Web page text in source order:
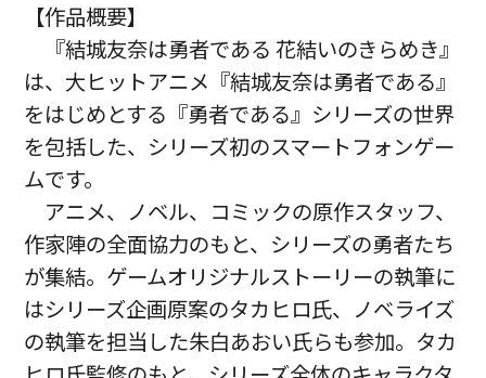
【作品概要】
『結城友奈は勇者である 花結いのきらめき』
は、大ヒットアニメ『結城友奈は勇者である』
をはじめとする『勇者である』シリーズの世界
を包括した、シリーズ初のスマートフォンゲー
ムです。
アニメ、ノベル、コミックの原作スタッフ、
作家陣の全面協力のもと、シリーズの勇者たち
が集結。ゲームオリジナルストーリーの執筆に
はシリーズ企画原案のタカヒロ氏、ノベライズ
の執筆を担当した朱白あおい氏らも参加。タカ